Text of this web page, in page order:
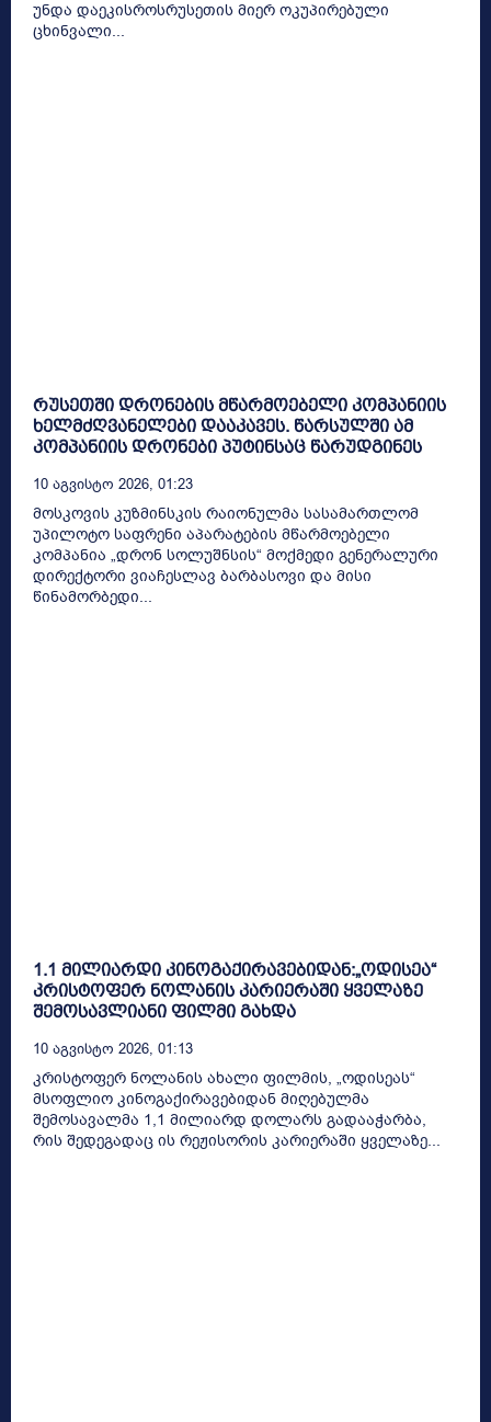
უნდა დაეკისროსრუსეთის მიერ ოკუპირებული
ცხინვალი...
რუსეთში დრონების მწარმოებელი კომპანიის
ხელმძღვანელები დააკავეს. წარსულში ამ
კომპანიის დრონები პუტინსაც წარუდგინეს
10 Აგვისტო 2026, 01:23
მოსკოვის კუზმინსკის რაიონულმა სასამართლომ
უპილოტო საფრენი აპარატების მწარმოებელი
კომპანია „დრონ სოლუშნსის“ მოქმედი გენერალური
დირექტორი ვიაჩესლავ ბარბასოვი და მისი
წინამორბედი...
1.1 მილიარდი კინოგაქირავებიდან:„ოდისეა“
კრისტოფერ ნოლანის კარიერაში ყველაზე
შემოსავლიანი ფილმი გახდა
10 Აგვისტო 2026, 01:13
კრისტოფერ ნოლანის ახალი ფილმის, „ოდისეას“
მსოფლიო კინოგაქირავებიდან მიღებულმა
შემოსავალმა 1,1 მილიარდ დოლარს გადააჭარბა,
რის შედეგადაც ის რეჟისორის კარიერაში ყველაზე...